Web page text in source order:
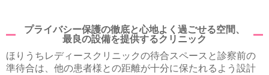
プライバシー保護の徹底と心地よく過ごせる空間、
最良の設備を提供するクリニック
ほりうちレディースクリニックの待合スペースと診察前の
準待合は、他の患者様との距離が十分に保たれるよう設計